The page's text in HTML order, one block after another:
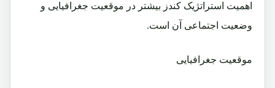
اهمیت استراتژیک کندز بیشتر در موقعیت جغرافیایی و
وضعیت اجتماعی آن است.
موقعیت جغرافیایی